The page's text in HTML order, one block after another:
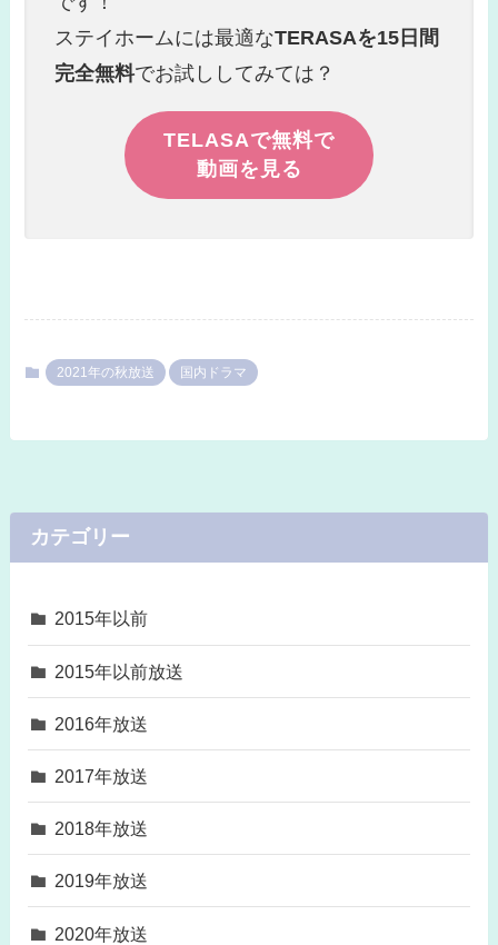
ステイホームには最適なTERASAを15日間
完全無料でお試ししてみては？
TELASAで無料で
動画を見る
2021年の秋放送 国内ドラマ
カテゴリー
2015年以前
2015年以前放送
2016年放送
2017年放送
2018年放送
2019年放送
2020年放送